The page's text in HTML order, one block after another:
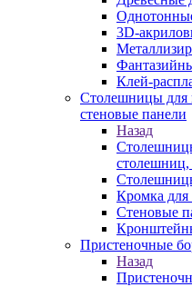
3D-
Клей-
Столешницы для
стеновые панели
Назад
столешниц,
Кромка
Стеновые
Пристеночные
Назад